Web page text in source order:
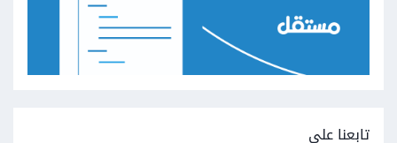
تابعنا على